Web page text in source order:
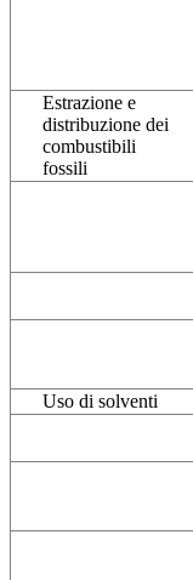
Estrazione e
distribuzione dei
combustibili
fossili
Uso di solventi